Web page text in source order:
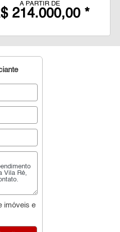
A PARTIR DE
214.000,00 *
imóveis e